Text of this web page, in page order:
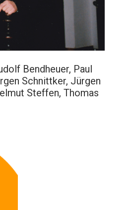
Bendheuer, Paul
Schnittker, Jürgen
Steffen, Thomas